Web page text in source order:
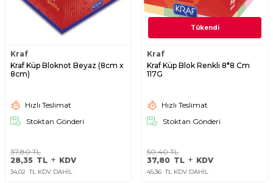
Kraf
Kraf Küp Bloknot Beyaz (8cm x
8cm)
Hızlı Teslimat
Stoktan Gönderi
37,80TL
28,35 TL KDV
34,02 TL KDV DAHİL
Tükendi
Kraf
Kraf Küp Blok Renkli 8*8 Cm
117G
Hızlı Teslimat
Stoktan Gönderi
50,40TL
37,80 TL KDV
45,36 TL KDV DAHİL